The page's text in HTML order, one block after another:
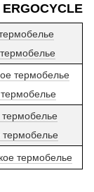
термобелье
термобелье